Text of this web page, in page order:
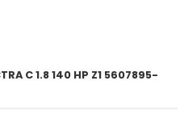
C 1.8 140 HP Z1 5607895-